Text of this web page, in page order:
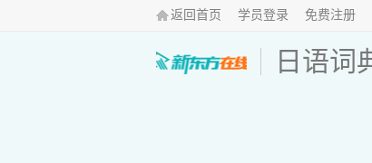
返回首页 学员登录 免费注册
日语词